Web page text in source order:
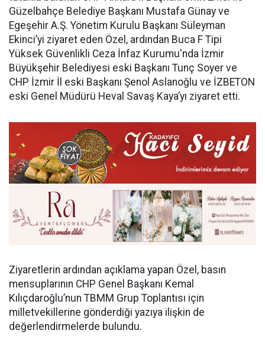
Güzelbahçe Belediye Başkanı Mustafa Günay ve
Egeşehir A.Ş. Yönetim Kurulu Başkanı Süleyman
Ekinci’yi ziyaret eden Özel, ardından Buca F Tipi
Yüksek Güvenlikli Ceza İnfaz Kurumu'nda İzmir
Büyükşehir Belediyesi eski Başkanı Tunç Soyer ve
CHP İzmir İl eski Başkanı Şenol Aslanoğlu ve İZBETON
eski Genel Müdürü Heval Savaş Kaya’yı ziyaret etti.
Ziyaretlerin ardından açıklama yapan Özel, basın
mensuplarının CHP Genel Başkanı Kemal
Kılıçdaroğlu’nun TBMM Grup Toplantısı için
milletvekillerine gönderdiği yazıya ilişkin de
değerlendirmelerde bulundu.